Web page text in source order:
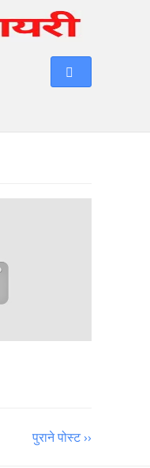
पुराने पोस्ट ››